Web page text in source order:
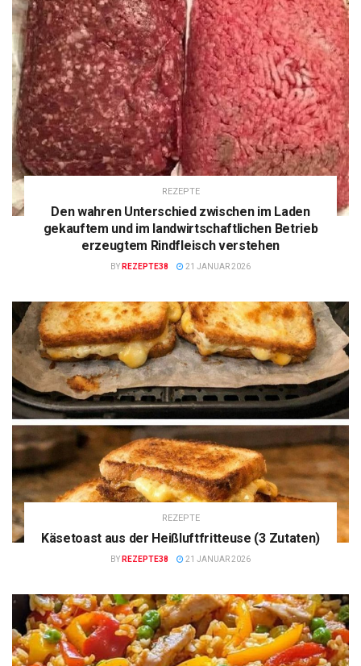
REZEPTE
Den wahren Unterschied zwischen im Laden
gekauftem und im landwirtschaftlichen Betrieb
erzeugtem Rindfleisch verstehen
BY REZEPTE38 21 JANUAR 2026
REZEPTE
Käsetoast aus der Heißluftfritteuse (3 Zutaten)
BY REZEPTE38 21 JANUAR 2026